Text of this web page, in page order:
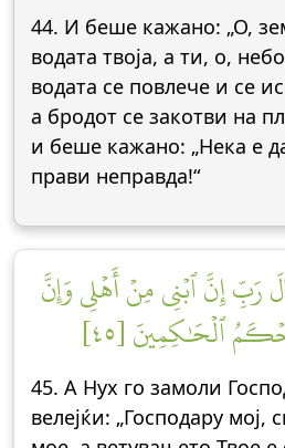
44. И беше кажано: „О,
водата твоја, а ти, о,
водата се повлече и се
а бродот се закотви на
и беше кажано: „Нека е
прави неправда!“
رَبِّ إِنَّ ٱبۡنِي مِنۡ أَهۡلِي وَإِنَّ
ٱلۡحَٰكِمِينَ [٤٥]
45. А Нух го замоли
велејќи: „Господару мој,